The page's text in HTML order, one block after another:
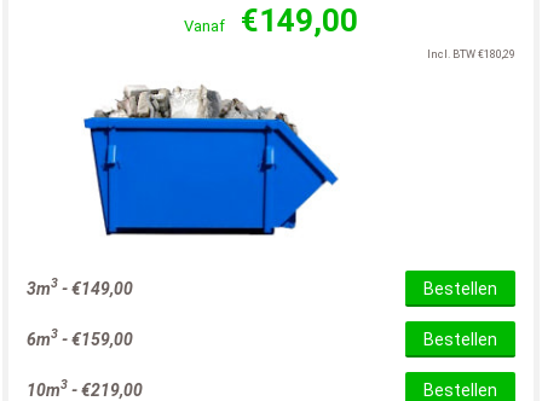
Vanaf €149,00
Incl. BTW €180,29
3m3 -€149,00 Bestellen
6m3 -€159,00 Bestellen
10m3 -€219,00 Bestellen